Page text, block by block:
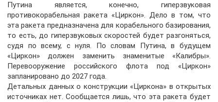
Путина является, конечно, гиперзвуковая
противокорабельная ракета «Циркон». Дело в том, что
эта ракета предназначена для корабельного базирования,
то есть, до гиперзвуковых скоростей будет разгоняться,
судя по всему, с нуля. По словам Путина, в будущем
«Циркон» должен заменить знаменитые «Калибры».
Перевооружение российского флота под «Циркон»
запланировано до 2027 года.
Детальных данных о конструкции «Циркона» в открытых
источниках нет. Сообщается лишь, что эта ракета будет